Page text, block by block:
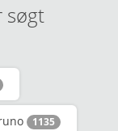
søgt
1135